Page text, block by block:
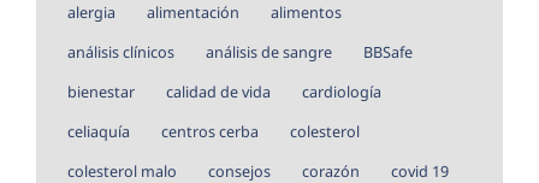
alergia alimentación
alimentos
análisis clínicos
análisis de sangre
BBSafe
bienestar
calidad de vida
cardiología
celiaquía
centros cerba
colesterol
colesterol malo
consejos corazón
covid 19